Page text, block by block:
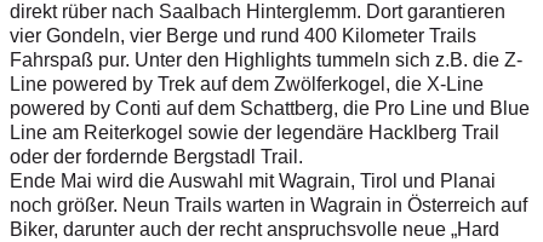
direkt rüber nach Saalbach Hinterglemm. Dort garantieren
vier Gondeln, vier Berge und rund 400 Kilometer Trails
Fahrspaß pur. Unter den Highlights tummeln sich z.B. die Z-
Line powered by Trek auf dem Zwölferkogel, die X-Line
powered by Conti auf dem Schattberg, die Pro Line und Blue
Line am Reiterkogel sowie der legendäre Hacklberg Trail
oder der fordernde Bergstadl Trail.
Ende Mai wird die Auswahl mit Wagrain, Tirol und Planai
noch größer. Neun Trails warten in Wagrain in Österreich auf
Biker, darunter auch der recht anspruchsvolle neue „Hard